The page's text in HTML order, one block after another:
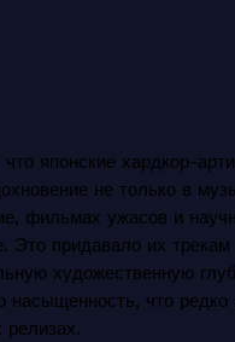
японские хардкор-
не только в
фильмах ужасов и
Это придавало их трекам
художественную
насыщенность, что редко
релизах.